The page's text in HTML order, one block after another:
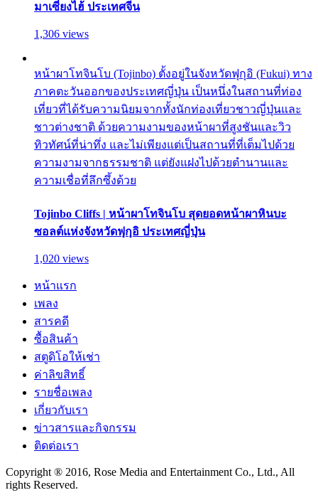
มาเซี่ยงไฮ้ ประเทศจีน
1,306 views
หน้าผาโทจินโบ (Tojinbo) ตั้งอยู่ในจังหวัดฟุกุอิ (Fukui) ทาง
ภาคตะวันออกของประเทศญี่ปุ่น เป็นหนึ่งในสถานที่ท่อง
เที่ยวที่ได้รับความนิยมจากทั้งนักท่องเที่ยวชาวญี่ปุ่นและ
ชาวต่างชาติ ด้วยความงามของหน้าผาที่สูงชันและวิว
ทิวทัศน์ที่น่าทึ่ง และไม่เพียงแต่เป็นสถานที่ที่เต็มไปด้วย
ความงามจากธรรมชาติ แต่ยังแฝงไปด้วยตำนานและ
ความเชื่อที่ลึกซึ้งด้วย
Tojinbo Cliffs | หน้าผาโทจินโบ สุดยอดหน้าผาหินบะ
ซอลต์แห่งจังหวัดฟุกุอิ ประเทศญี่ปุ่น
1,020 views
หน้าแรก
เพลง
สารคดี
ซื้อสินค้า
สตูดิโอให้เช่า
ค่าลิขสิทธิ์
รายชื่อเพลง
เกี่ยวกับเรา
ข่าวสารและกิจกรรม
ติดต่อเรา
Copyright ® 2016, Rose Media and Entertainment Co., Ltd., All
rights Reserved.